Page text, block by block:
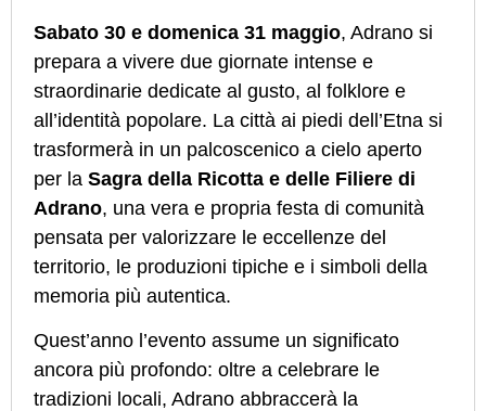
Sabato 30 e domenica 31 maggio, Adrano si
prepara a vivere due giornate intense e
straordinarie dedicate al gusto, al folklore e
all’identità popolare. La città ai piedi dell’Etna si
trasformerà in un palcoscenico a cielo aperto
per la Sagra della Ricotta e delle Filiere di
Adrano, una vera e propria festa di comunità
pensata per valorizzare le eccellenze del
territorio, le produzioni tipiche e i simboli della
memoria più autentica.
Quest’anno l’evento assume un significato
ancora più profondo: oltre a celebrare le
tradizioni locali, Adrano abbraccerà la